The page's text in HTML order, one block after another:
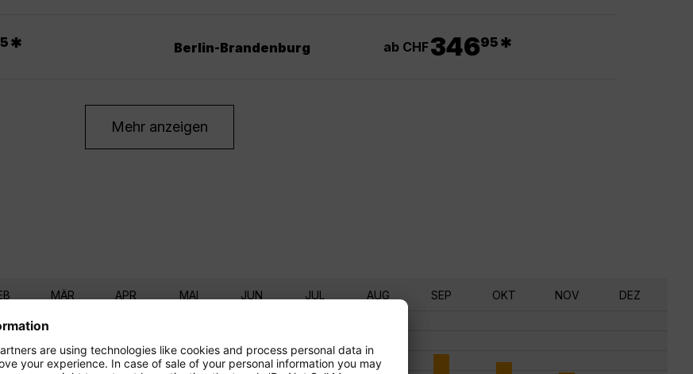
* Berlin-Brandenburg ab CHF34695 *
Mehr anzeigen
MÄR APR MAI JUN JUL AUG SEP OKT NOV DEZ